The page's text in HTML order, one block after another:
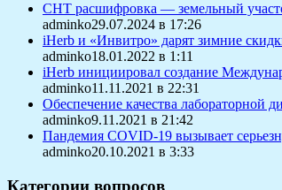
СНТ расшифровка — земельный
adminko29.07.2024 в 17:26
iHerb и «Инвитро» дарят зимние
adminko18.01.2022 в 1:11
iHerb инициировал создание
adminko11.11.2021 в 22:31
Обеспечение качества лабораторной
adminko9.11.2021 в 21:42
Пандемия COVID-19 вызывает
adminko20.10.2021 в 3:33
Категории вопросов